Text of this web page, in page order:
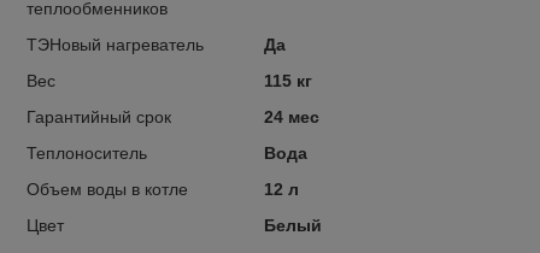
теплообменников
ТЭНовый нагреватель
Да
Вес
115 кг
Гарантийный срок
24 мес
Теплоноситель
Вода
Объем воды в котле
12 л
Цвет
Белый